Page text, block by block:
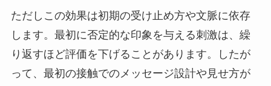
ただしこの効果は初期の受け止め方や文脈に依存
します。最初に否定的な印象を与える刺激は、繰
り返すほど評価を下げることがあります。したが
って、最初の接触でのメッセージ設計や見せ方が